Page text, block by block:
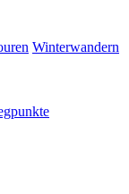
Winterwandern